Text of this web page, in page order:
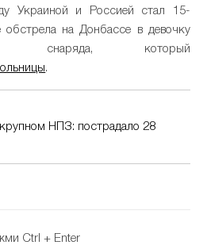
Украиной и Россией стал 15-
на Донбассе в девочку
снаряда, который
.
НПЗ: пострадало 28
Ctrl + Enter